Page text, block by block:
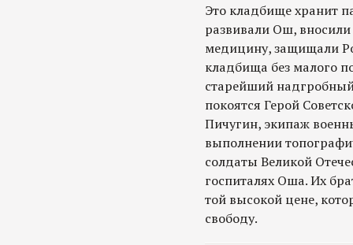
Это кладбище хранит
развивали Ош, вносили
медицину, защищали
кладбища без малого
старейший
покоятся Герой
Пичугин, экипаж
выполнении
солдаты Великой
госпиталях Оша. Их
той высокой цене,
свободу.